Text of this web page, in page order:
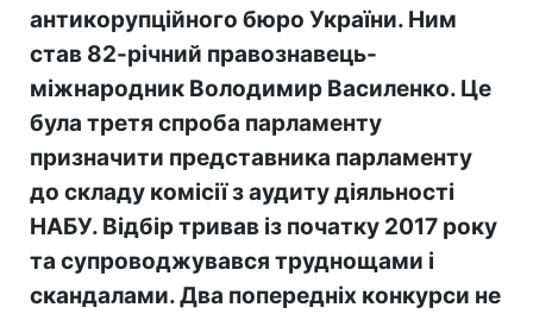
антикорупційного бюро України. Ним
став 82-річний правознавець-
міжнародник Володимир Василенко. Це
була третя спроба парламенту
призначити представника парламенту
до складу комісії з аудиту діяльності
НАБУ. Відбір тривав із початку 2017 року
та супроводжувався труднощами і
скандалами. Два попередніх конкурси не